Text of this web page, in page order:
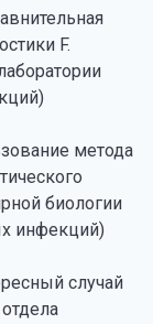
F.
метода
биологии
инфекций)
случай